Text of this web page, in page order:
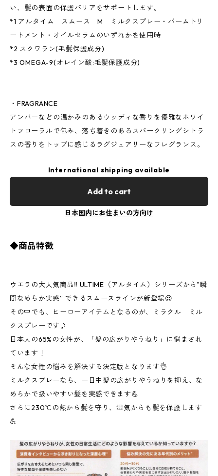
い、髪の表面の保護バリアをサポートします。
*1 アルタイム スムース M ミルクスプレー・バームトリ
ートメント・オイルセラムのいずれかを使用時
*2 スクワラン(毛髪保護成分)
*3 OMEGA-9(オレイン酸:毛髪保護成分)
・FRAGRANCE
アンバーなどの温かみのあるウッディな香りを優雅なホワイ
トフローラルで包み、落ち着きのあるスパークリングシトラ
スの香りをトップに感じるラグジュアリーなフレグランス。
International shipping available
Add to cart
日本国内にお住まいの方向け
◆商品特徴
ウエラの大人気商品‼ ULTIME（アルタイム）シリーズから‟瞬
間なめらか実感” できるスムースラインが新登場😍
その中でも、ヒーローアイテムとなるのが、ミラクル ミル
クスプレーです♪
日本人の65%の女性が、「髪の広がりやうねり」に悩まされ
ています！
そんな女性の悩みを解決する決定版となります👌
ミルクスプレーなら、一日中髪の広がりやうねりを抑え、な
めらかで扱いやすい髪を実感できます💪
さらに230℃の熱から髪を守り、湿気からも髪を保護します
💪